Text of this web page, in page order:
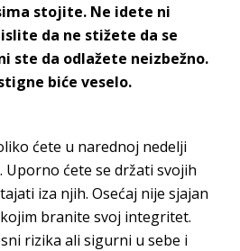
stojite. Ne idete ni
da ne stižete da se
ste da odlažete neizbežno.
biće veselo.
ćete u narednoj nedelji
ćete se držati svojih
iza njih. Osećaj nije sjajan
branite svoj integritet.
rizika ali sigurni u sebe i